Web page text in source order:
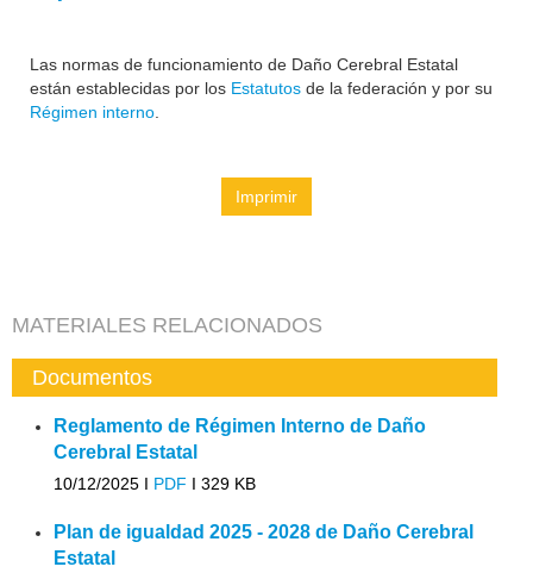
Las normas de funcionamiento de Daño Cerebral Estatal
están establecidas por los Estatutos de la federación y por su
Régimen interno
Imprimir
MATERIALES RELACIONADOS
Documentos
Reglamento de Régimen Interno de Daño
Cerebral Estatal
10/12/2025 I PDF I 329 KB
Plan de igualdad 2025 - 2028 de Daño Cerebral
Estatal